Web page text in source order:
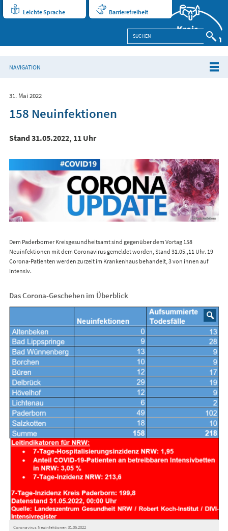
Leichte Sprache Barrierefreiheit
NAVIGATION
31. Mai 2022
158 Neuinfektionen
Stand 31.05.2022, 11 Uhr
Dem Paderborner Kreisgesundheitsamt sind gegenüber dem Vortag 158
Neuinfektionen mit dem Coronavirus gemeldet worden, Stand 31.05.,11 Uhr. 19
Corona-Patienten werden zurzeit im Krankenhaus behandelt, 3 von ihnen auf
Intensiv.
Das Corona-Geschehen im Überblick
Coronavirus Neuinfektionen 31.05.2022